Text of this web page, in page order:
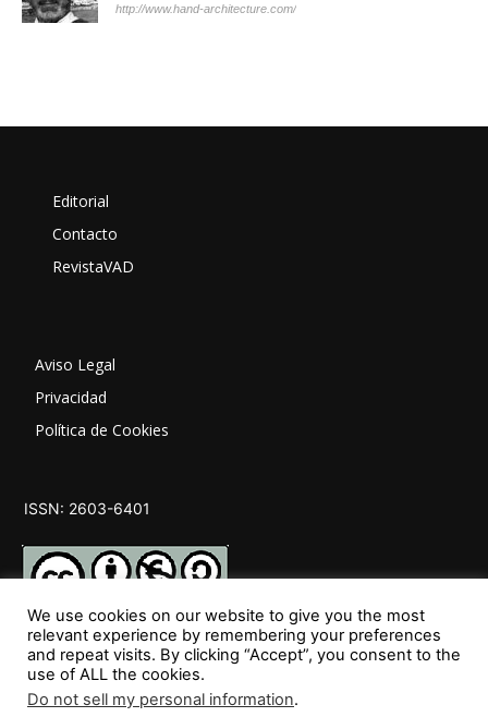
http://www.hand-architecture.com/
Editorial
Contacto
RevistaVAD
Aviso Legal
Privacidad
Política de Cookies
ISSN: 2603-6401
SÍGUENOS
We use cookies on our website to give you the most
relevant experience by remembering your preferences
and repeat visits. By clicking “Accept”, you consent to the
use of ALL the cookies.
Do not sell my personal information.